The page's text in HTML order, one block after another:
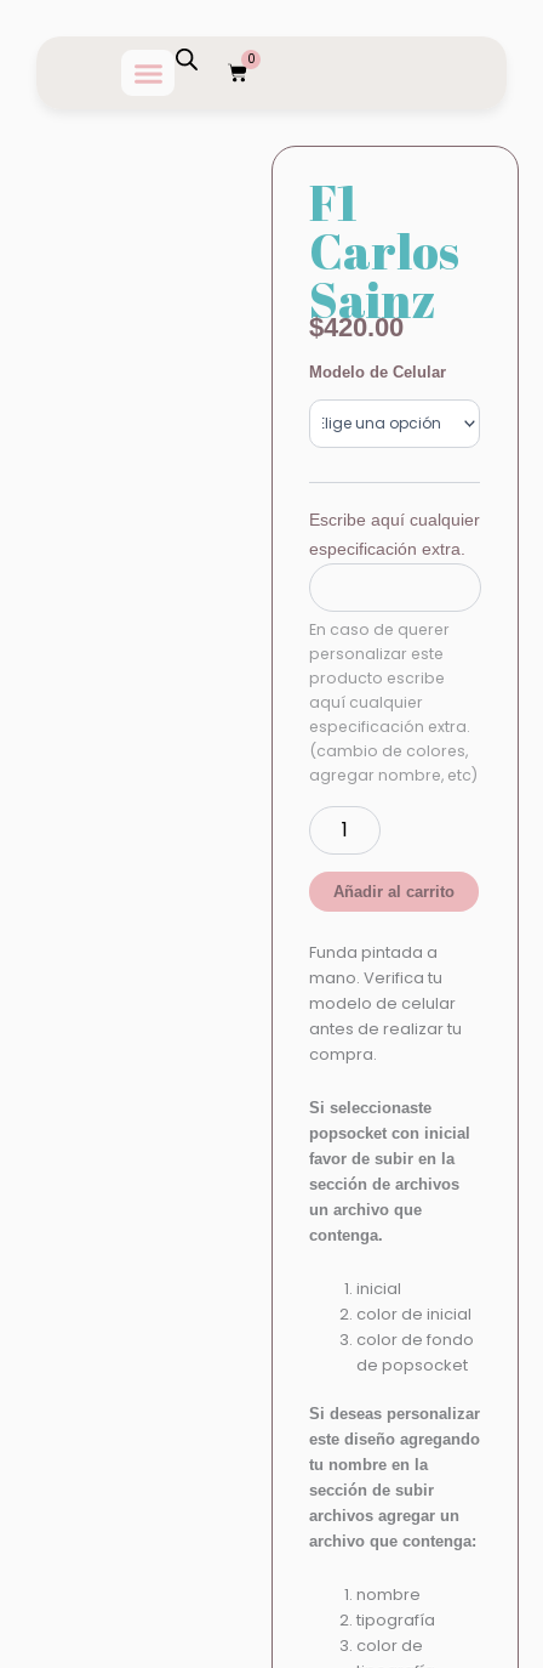
0
Carrito
F1
Carlos
Sainz
$420.00
Modelo de Celular
Escribe aquí cualquier
especificación extra.
En caso de querer
personalizar este
producto escribe
aquí cualquier
especificación extra.
(cambio de colores,
agregar nombre, etc)
F1
Sainz
cantidad
Añadir al carrito
Funda pintada a
mano. Verifica tu
modelo de celular
antes de realizar tu
compra.
Si seleccionaste
popsocket con inicial
favor de subir en la
sección de archivos
un archivo que
contenga.
inicial
color de inicial
color de fondo
de popsocket
Si deseas personalizar
este diseño agregando
tu nombre en la
sección de subir
archivos agregar un
archivo que contenga:
nombre
tipografía
color de